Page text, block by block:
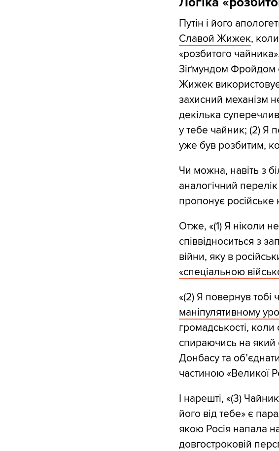
Путін і його
Славой Жижек,
«розбитого
Зіґмундом Фройдом
Жижек
захисний механізм
декілька
у тебе чайник; (2) Я
уже був розбитим,
Чи можна, навіть з
аналогічний
пропонує російське
Отже, «(1) Я ніколи
співвідноситься з
війни, яку в
«спеціальною
«(2) Я повернув тобі
маніпулятивному
громадськості,
спираючись на який
Донбасу та
частиною «Великої
І нарешті, «(3)
його від тебе» є
якою Росія напала
довгостроковій